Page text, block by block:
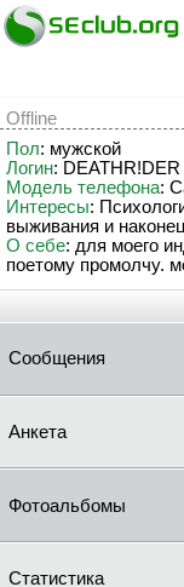
Offline
Пол: мужской
Логин: DEATHR!DER
Модель телефона:
Интересы:
выживания и
О себе: для моего
поетому промолчу.
Сообщения
Анкета
Фотоальбомы
Статистика